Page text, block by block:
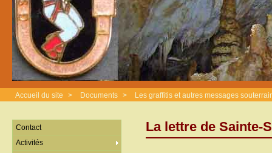
Accueil du site > Documents > Les graffitis et autres messages
La lettre de Sainte-
Contact
Activités